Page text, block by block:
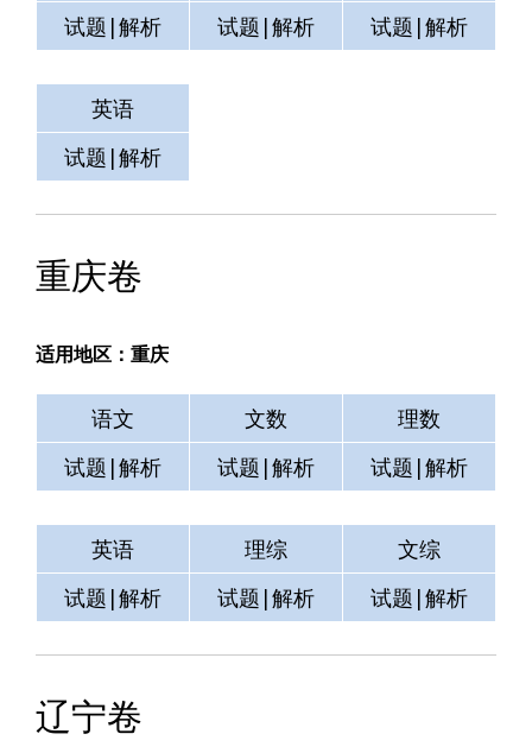
试题|解析
试题|解析 试题|解析
英语
试题|解析
重庆卷
适用地区：重庆
语文 文数
理数
试题|解析
试题|解析 试题|解析
英语 理综
文综
试题|解析
试题|解析 试题|解析
辽宁卷